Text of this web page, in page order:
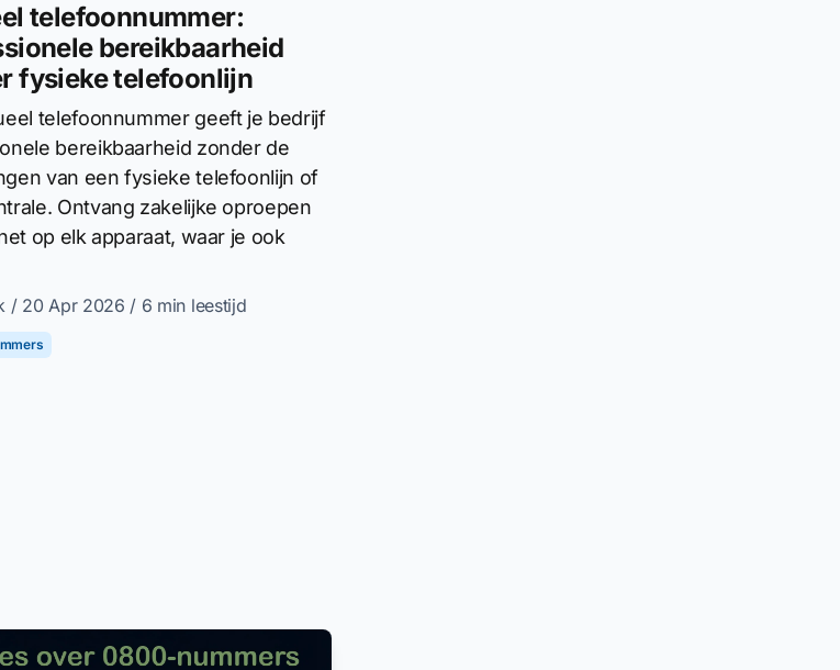
telefoonnummer:
bereikbaarheid
fysieke telefoonlijn
telefoonnummer geeft je bedrijf
bereikbaarheid zonder de
van een fysieke telefoonlijn of
Ontvang zakelijke oproepen
op elk apparaat, waar je ook
/ 20 Apr 2026 / 6 min leestijd